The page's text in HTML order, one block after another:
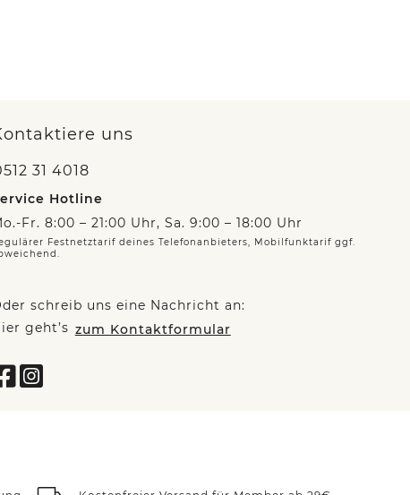
uns
31 4018
Hotline
Fr. 8:00 – 21:00 Uhr, Sa. 9:00 – 18:00 Uhr
Festnetztarif deines Telefonanbieters, Mobilfunktarif ggf.
schreib uns eine Nachricht an:
geht’s zum Kontaktformular